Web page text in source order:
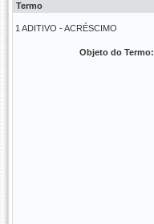
Termo
1 ADITIVO - ACRÉSCIMO
Objeto do Termo: